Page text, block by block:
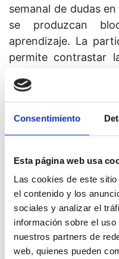
Consentimiento
Esta página web usa
Las cookies de este
el contenido y los
sociales y analizar el
información sobre el
nuestros partners de
web, quienes pueden
semanal de dudas
se produzcan
aprendizaje. La
permite contrastar
anteriormente
Milagros o El
conocimientos
este grupo
se esté
resueltas en cada
texto y el Manual
de 5 años.